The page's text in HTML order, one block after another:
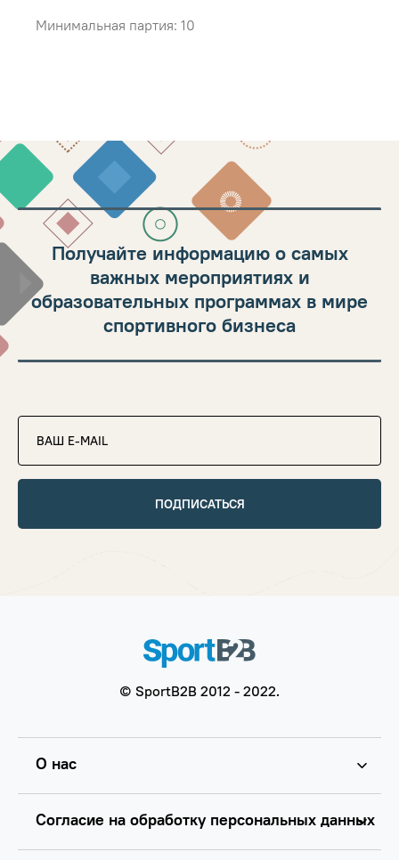
Минимальная партия: 10
Получайте информацию о самых
важных мероприятиях и
образовательных программах в мире
спортивного бизнеса
ПОДПИСАТЬСЯ
© SportB2B 2012 - 2022.
О нас
Согласие на обработку персональных данных